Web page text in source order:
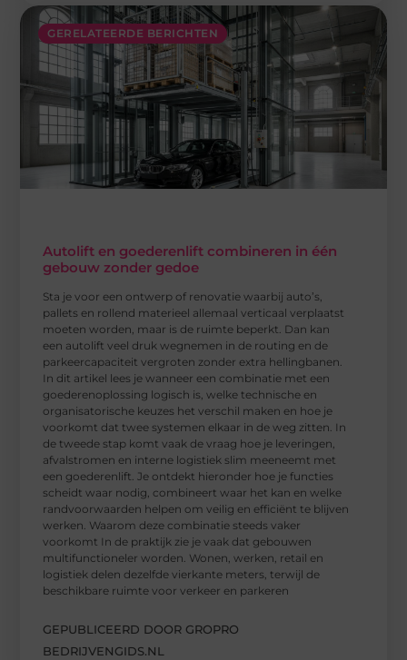
GERELATEERDE BERICHTEN
Autolift en goederenlift combineren in één
gebouw zonder gedoe
Sta je voor een ontwerp of renovatie waarbij auto’s,
pallets en rollend materieel allemaal verticaal verplaatst
moeten worden, maar is de ruimte beperkt. Dan kan
een autolift veel druk wegnemen in de routing en de
parkeercapaciteit vergroten zonder extra hellingbanen.
In dit artikel lees je wanneer een combinatie met een
goederenoplossing logisch is, welke technische en
organisatorische keuzes het verschil maken en hoe je
voorkomt dat twee systemen elkaar in de weg zitten. In
de tweede stap komt vaak de vraag hoe je leveringen,
afvalstromen en interne logistiek slim meeneemt met
een goederenlift. Je ontdekt hieronder hoe je functies
scheidt waar nodig, combineert waar het kan en welke
randvoorwaarden helpen om veilig en efficiënt te blijven
werken. Waarom deze combinatie steeds vaker
voorkomt In de praktijk zie je vaak dat gebouwen
multifunctioneler worden. Wonen, werken, retail en
logistiek delen dezelfde vierkante meters, terwijl de
beschikbare ruimte voor verkeer en parkeren
GEPUBLICEERD DOOR GROPRO
BEDRIJVENGIDS.NL